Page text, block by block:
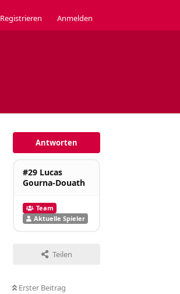
Registrieren Anmelden
Antworten
#29 Lucas
Gourna-Douath
Team
Aktuelle Spieler
Teilen
Erster Beitrag